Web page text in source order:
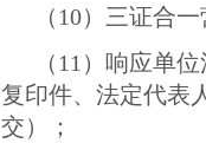
（ 10）三证合
（ 1 1）响应单
复印件、法定代表
交）；